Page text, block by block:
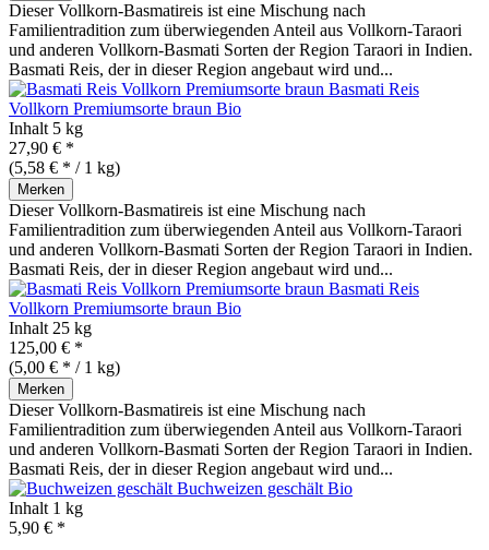
Dieser Vollkorn-Basmatireis ist eine Mischung nach
Familientradition zum überwiegenden Anteil aus Vollkorn-Taraori
und anderen Vollkorn-Basmati Sorten der Region Taraori in Indien.
Basmati Reis, der in dieser Region angebaut wird und...
Basmati Reis
Vollkorn Premiumsorte braun Bio
Inhalt 5 kg
27,90 € *
(5,58 € * / 1 kg)
Merken
Dieser Vollkorn-Basmatireis ist eine Mischung nach
Familientradition zum überwiegenden Anteil aus Vollkorn-Taraori
und anderen Vollkorn-Basmati Sorten der Region Taraori in Indien.
Basmati Reis, der in dieser Region angebaut wird und...
Basmati Reis
Vollkorn Premiumsorte braun Bio
Inhalt 25 kg
125,00 € *
(5,00 € * / 1 kg)
Merken
Dieser Vollkorn-Basmatireis ist eine Mischung nach
Familientradition zum überwiegenden Anteil aus Vollkorn-Taraori
und anderen Vollkorn-Basmati Sorten der Region Taraori in Indien.
Basmati Reis, der in dieser Region angebaut wird und...
Buchweizen geschält Bio
Inhalt 1 kg
5,90 € *